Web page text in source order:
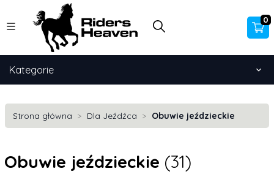
0
Kategorie
Strona główna Dla Jeźdźca Obuwie jeździeckie
Obuwie jeździeckie (31)